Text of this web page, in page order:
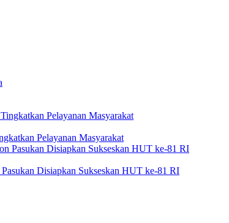
Pelayanan Masyarakat
Disiapkan Sukseskan HUT ke-81 RI